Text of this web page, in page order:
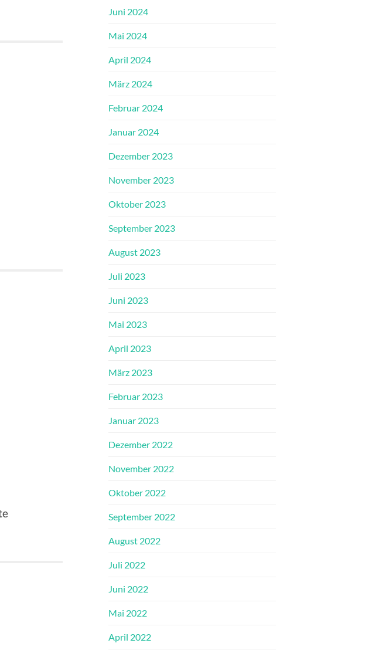
Juni 2024
Mai 2024
April 2024
März 2024
Februar 2024
Januar 2024
Dezember 2023
November 2023
Oktober 2023
September 2023
August 2023
Juli 2023
Juni 2023
Mai 2023
April 2023
März 2023
Februar 2023
Januar 2023
Dezember 2022
November 2022
Oktober 2022
September 2022
August 2022
Juli 2022
Juni 2022
Mai 2022
April 2022